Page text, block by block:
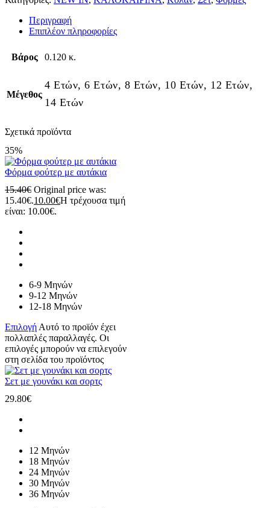
Περιγραφή
Επιπλέον πληροφορίες
Βάρος 0.120 κ.
Μέγεθος
4 Ετών, 6 Ετών, 8 Ετών, 10 Ετών, 12 Ετών,
14 Ετών
Σχετικά προϊόντα
35%
Φόρμα φούτερ με αυτάκια
15.40€ Original price was:
15.40€.10.00€Η τρέχουσα τιμή
είναι: 10.00€.
6-9 Μηνών
9-12 Μηνών
12-18 Μηνών
Επιλογή Αυτό το προϊόν έχει
πολλαπλές παραλλαγές. Οι
επιλογές μπορούν να επιλεγούν
στη σελίδα του προϊόντος
Σετ με γουνάκι και σορτς
29.80€
12 Μηνών
18 Μηνών
24 Μηνών
30 Μηνών
36 Μηνών